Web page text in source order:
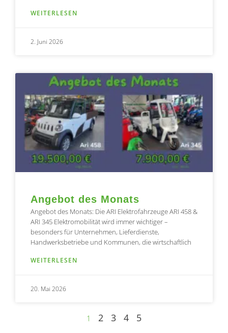
WEITERLESEN
2. Juni 2026
Angebot des Monats
Angebot des Monats: Die ARI Elektrofahrzeuge ARI 458 &
ARI 345 Elektromobilität wird immer wichtiger –
besonders für Unternehmen, Lieferdienste,
Handwerksbetriebe und Kommunen, die wirtschaftlich
WEITERLESEN
20. Mai 2026
1 2 3 4 5